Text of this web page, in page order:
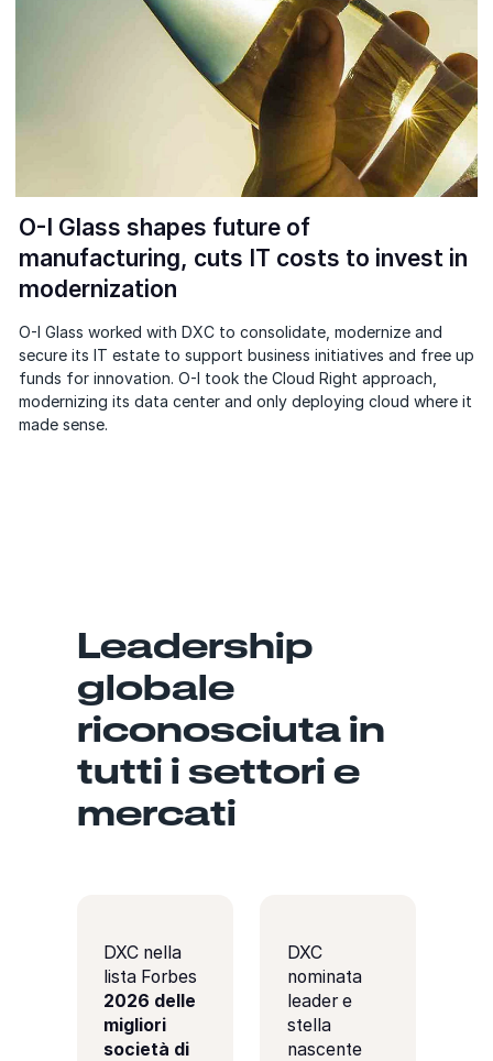
O-I Glass shapes future of
manufacturing, cuts IT costs to invest in
modernization
O-I Glass worked with DXC to consolidate, modernize and
secure its IT estate to support business initiatives and free up
funds for innovation. O-I took the Cloud Right approach,
modernizing its data center and only deploying cloud where it
made sense.
Leadership
globale
riconosciuta in
tutti i settori e
mercati
DXC nella
lista Forbes
2026 delle
migliori
società di
DXC
nominata
leader e
stella
nascente